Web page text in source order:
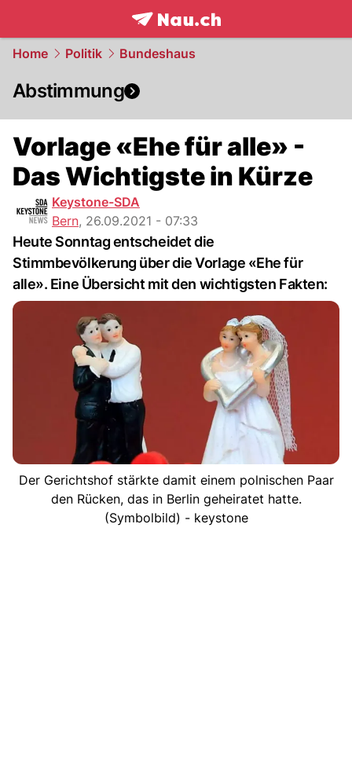
frontpage.NAU.ch
Home Politik Bundeshaus
Abstimmung
Vorlage «Ehe für alle» -
Das Wichtigste in Kürze
Keystone-SDA
Bern, 26.09.2021 - 07:33
Heute Sonntag entscheidet die
Stimmbevölkerung über die Vorlage «Ehe für
alle». Eine Übersicht mit den wichtigsten Fakten:
Der Gerichtshof stärkte damit einem polnischen Paar
den Rücken, das in Berlin geheiratet hatte.
(Symbolbild) - keystone